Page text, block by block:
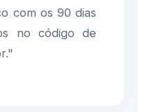
com os 90 dias
no código de